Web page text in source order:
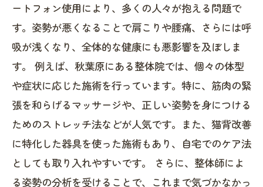
ートフォン使用により、多くの人々が抱える問題で
す。姿勢が悪くなることで肩こりや腰痛、さらには呼
吸が浅くなり、全体的な健康にも悪影響を及ぼしま
す。 例えば、秋葉原にある整体院では、個々の体型
や症状に応じた施術を行っています。特に、筋肉の緊
張を和らげるマッサージや、正しい姿勢を身につける
ためのストレッチ法などが人気です。また、猫背改善
に特化した器具を使った施術もあり、自宅でのケア法
としても取り入れやすいです。 さらに、整体師によ
る姿勢の分析を受けることで、これまで気づかなかっ